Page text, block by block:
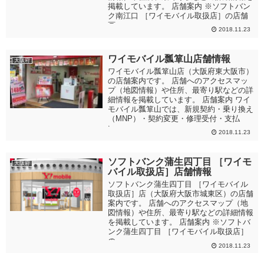
掲載しています。 店舗案内 ※ソフトバン
ク南江口 ［ワイモバイル取扱店］の店舗
画...
2018.11.23
大阪府 ワイモバイル瓢箪山店舗情報
ワイモバイル瓢箪山店（大阪府東大阪市）
の店舗案内です。 店舗へのアクセスマッ
プ（地図情報）や住所、最寄り駅などの詳
細情報を掲載しています。 店舗案内 ワイ
モバイル瓢箪山では、新規契約・乗り換え
（MNP）・契約変更・修理受付・支払
い...
2018.11.23
大阪府
ソフトバンク蒲生四丁目 ［ワイモ
バイル取扱店］店舗情報
ソフトバンク蒲生四丁目 ［ワイモバイル
取扱店］店（大阪府大阪市城東区）の店舗
案内です。 店舗へのアクセスマップ（地
図情報）や住所、最寄り駅などの詳細情報
を掲載しています。 店舗案内 ※ソフトバ
ンク蒲生四丁目 ［ワイモバイル取扱店］
の...
2018.11.23